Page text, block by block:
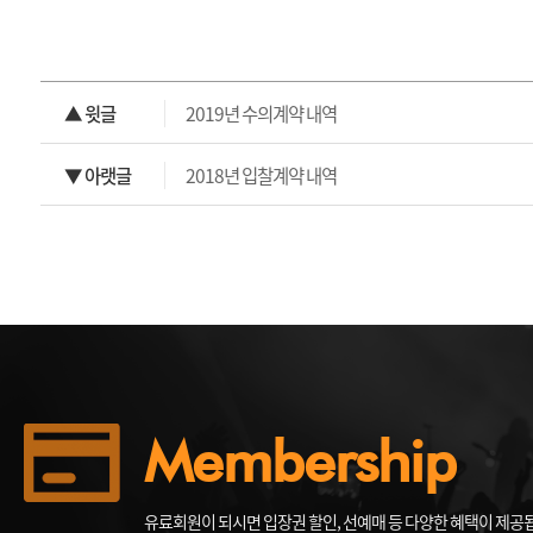
▲ 윗글 2019년 수의계약 내역
▼ 아랫글 2018년 입찰계약 내역
Membership
유료회원이 되시면 입장권 할인, 선예매 등 다양한 혜택이 제공